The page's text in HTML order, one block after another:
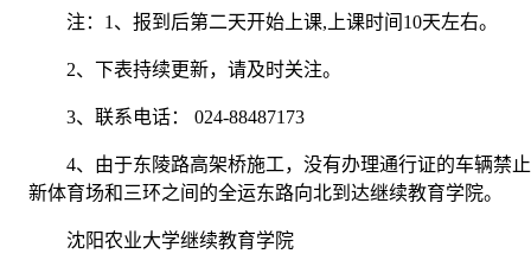
注：1、报到后第二天开始上课,上课时间10天左右。
2、下表持续更新，请及时关注。
3、联系电话： 024-88487173
4、由于东陵路高架桥施工，没有办理通行证的车辆禁
新体育场和三环之间的全运东路向北到达继续教育学院。
沈阳农业大学继续教育学院